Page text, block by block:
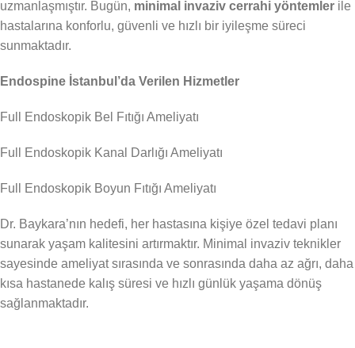
uzmanlaşmıştır. Bugün, minimal invaziv cerrahi yöntemler ile
hastalarına konforlu, güvenli ve hızlı bir iyileşme süreci
sunmaktadır.
Endospine İstanbul’da Verilen Hizmetler
Full Endoskopik Bel Fıtığı Ameliyatı
Full Endoskopik Kanal Darlığı Ameliyatı
Full Endoskopik Boyun Fıtığı Ameliyatı
Dr. Baykara’nın hedefi, her hastasına kişiye özel tedavi planı
sunarak yaşam kalitesini artırmaktır. Minimal invaziv teknikler
sayesinde ameliyat sırasında ve sonrasında daha az ağrı, daha
kısa hastanede kalış süresi ve hızlı günlük yaşama dönüş
sağlanmaktadır.